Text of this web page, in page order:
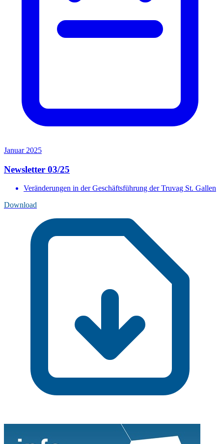
Januar 2025
Newsletter 03/25
Veränderungen in der Geschäftsführung der Truvag St. Gallen
Download